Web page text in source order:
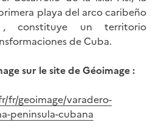
playa del arco caribeño
constituye un territorio
de Cuba.
sur le site de Géoimage :
fr/geoimage/varadero-
peninsula-cubana